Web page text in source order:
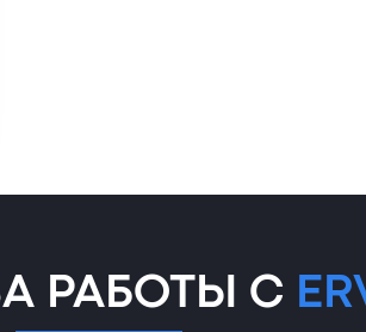
РАБОТЫ С